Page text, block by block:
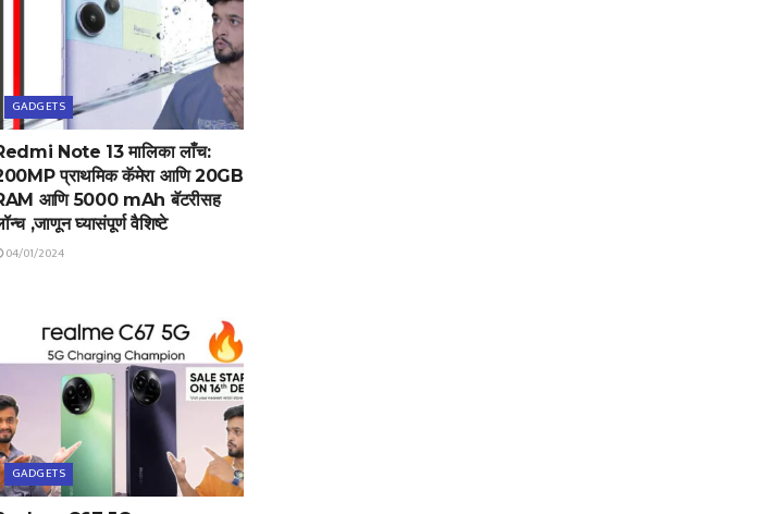
GADGETS
Note 13 मालिका लाँच:
प्राथमिक कॅमेरा आणि 20GB
आणि 5000 mAh बॅटरीसह
,जाणून घ्यासंपूर्ण वैशिष्टे
04/01/2024
GADGETS